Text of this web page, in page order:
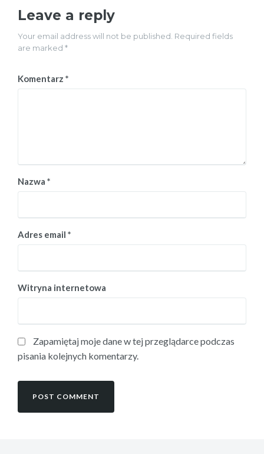
Leave a reply
Your email address will not be published. Required fields
are marked *
Komentarz *
Nazwa *
Adres email *
Witryna internetowa
Zapamiętaj moje dane w tej przeglądarce podczas
pisania kolejnych komentarzy.